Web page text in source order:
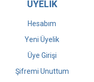
ÜYELİK
Hesabım
Yeni Üyelik
Üye Girişi
Şifremi Unuttum